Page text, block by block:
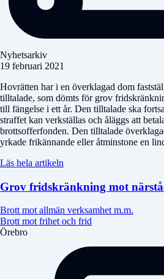
Nyhetsarkiv
19 februari 2021
Hovrätten har i en överklagad dom
tilltalade, som dömts för grov
till fängelse i ett år. Den tilltalade ska
straffet kan verkställas och åläggs att
brottsofferfonden. Den tilltalade
yrkade frikännande eller åtminstone en
Läs hela artikeln
Grov fridskränkning mot
Brott mot allmän verksamhet m.m.
Brott mot frihet och frid
Örebro